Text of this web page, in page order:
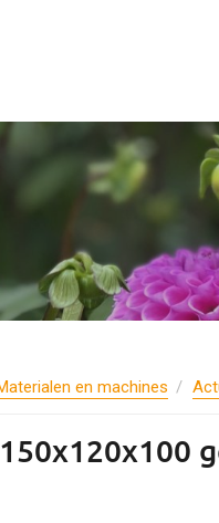
en machines